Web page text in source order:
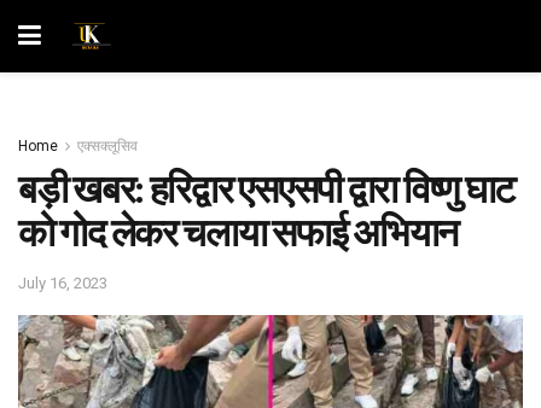
Home एक्सक्लूसिव
बड़ी खबर: हरिद्वार एसएसपी द्वारा विष्णु घाट
को गोद लेकर चलाया सफाई अभियान
July 16, 2023